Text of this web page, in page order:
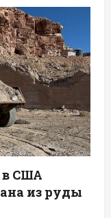
в США
из руды